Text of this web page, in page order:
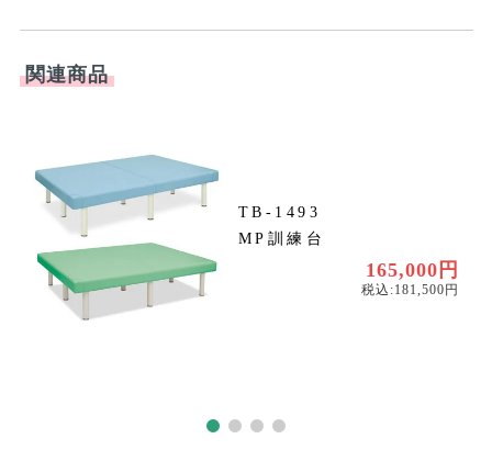
関連商品
TB-1493
MP訓練台
165,000円
税込:181,500円